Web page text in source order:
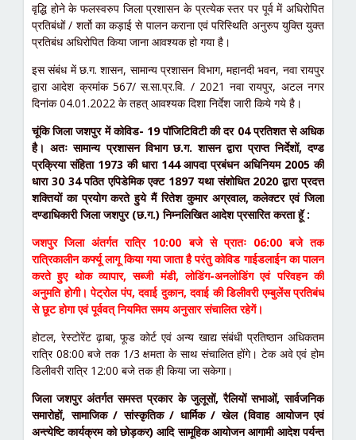
वृद्धि होने के फलस्वरुप जिला प्रशासन के प्रत्येक स्तर पर पूर्व में अधिरोपित
प्रतिबंधों / शर्तो का कड़ाई से पालन कराना एवं परिस्थिति अनुरुप युक्ति युक्त
प्रतिबंध अधिरोपित किया जाना आवश्यक हो गया है।
इस संबंध में छ.ग. शासन, सामान्य प्रशासन विभाग, महानदी भवन, नवा रायपुर
द्वारा आदेश क्रमांक 567/ स.सा.प्र.वि. / 2021 नवा रायपुर, अटल नगर
दिनांक 04.01.2022 के तहत् आवश्यक दिशा निर्देश जारी किये गये है।
चूंकि जिला जशपुर में कोविड- 19 पॉजिटिविटी की दर 04 प्रतिशत से अधिक
है। अतः सामान्य प्रशासन विभाग छ.ग. शासन द्वारा प्राप्त निर्देशों, दण्ड
प्रक्रिया संहिता 1973 की धारा 144 आपदा प्रबंधन अधिनियम 2005 की
धारा 30 34 पठित एपिडेमिक एक्ट 1897 यथा संशोधित 2020 द्वारा प्रदत्त
शक्तियों का प्रयोग करते हुये मैं रितेश कुमार अग्रवाल, कलेक्टर एवं जिला
दण्डाधिकारी जिला जशपुर (छ.ग.) निम्नलिखित आदेश प्रसारित करता हॅू :
जशपुर जिला अंतर्गत रात्रि 10:00 बजे से प्रातः 06:00 बजे तक
रात्रिकालीन कर्फ्यू लागू किया गया जाता है परंतु कोविड गाईडलाईन का पालन
करते हुए थोक व्यापार, सब्जी मंडी, लोडिंग-अनलोडिंग एवं परिवहन की
अनुमति होगी। पेट्रोल पंप, दवाई दुकान, दवाई की डिलीवरी एम्बुलेंस प्रतिबंध
से छूट होगा एवं पूर्ववत् नियमित समय अनुसार संचालित रहेगें।
होटल, रेस्टोरेंट ढ़ाबा, फूड कोर्ट एवं अन्य खाद्य संबंधी प्रतिष्ठान अधिकतम
रात्रि 08:00 बजे तक 1/3 क्षमता के साथ संचालित होंगे। टेक अवे एवं होम
डिलीवरी रात्रि 12:00 बजे तक ही किया जा सकेगा।
जिला जशपुर अंतर्गत समस्त प्रकार के जुलूसों, रैलियों सभाओं, सार्वजनिक
समारोहों, सामाजिक / सांस्कृतिक / धार्मिक / खेल (विवाह आयोजन एवं
अन्त्येष्टि कार्यक्रम को छोड़कर) आदि सामूहिक आयोजन आगामी आदेश पर्यन्त